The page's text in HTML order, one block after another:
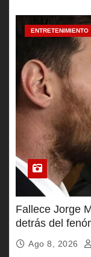
ENTRETENIMIENTO
Fallece Jorge
detrás del
Ago 8, 2026